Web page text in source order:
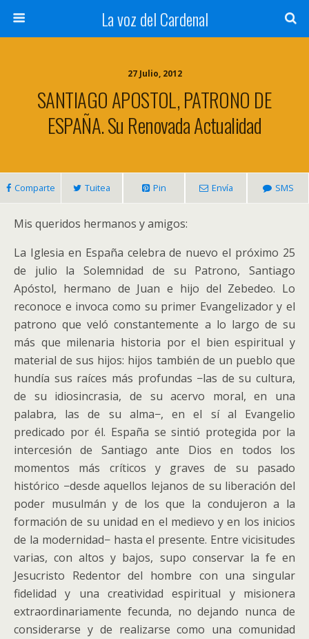
La voz del Cardenal
27 Julio, 2012
SANTIAGO APOSTOL, PATRONO DE
ESPAÑA. Su Renovada Actualidad
Comparte Tuitea Pin Envía SMS
Mis queridos hermanos y amigos:
La Iglesia en España celebra de nuevo el próximo 25
de julio la Solemnidad de su Patrono, Santiago
Apóstol, hermano de Juan e hijo del Zebedeo. Lo
reconoce e invoca como su primer Evangelizador y el
patrono que veló constantemente a lo largo de su
más que milenaria historia por el bien espiritual y
material de sus hijos: hijos también de un pueblo que
hundía sus raíces más profundas −las de su cultura,
de su idiosincrasia, de su acervo moral, en una
palabra, las de su alma−, en el sí al Evangelio
predicado por él. España se sintió protegida por la
intercesión de Santiago ante Dios en todos los
momentos más críticos y graves de su pasado
histórico −desde aquellos lejanos de su liberación del
poder musulmán y de los que la condujeron a la
formación de su unidad en el medievo y en los inicios
de la modernidad− hasta el presente. Entre vicisitudes
varias, con altos y bajos, supo conservar la fe en
Jesucristo Redentor del hombre con una singular
fidelidad y una creatividad espiritual y misionera
extraordinariamente fecunda, no dejando nunca de
considerarse y de realizarse como una comunidad